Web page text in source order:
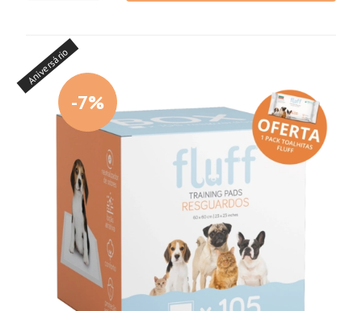
-7%
Aniversário